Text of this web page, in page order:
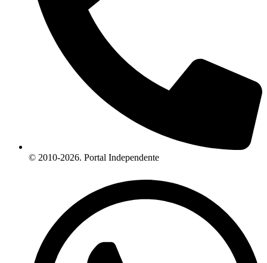
© 2010-2026. Portal Independente